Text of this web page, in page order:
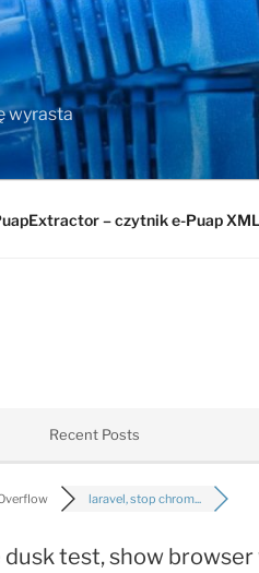
wyrasta
– czytnik e-Puap XML
Recent Posts
laravel, stop chrom...
test, show